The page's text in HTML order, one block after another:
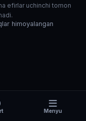
efirlar uchinchi tomon
himoyalangan
Menyu